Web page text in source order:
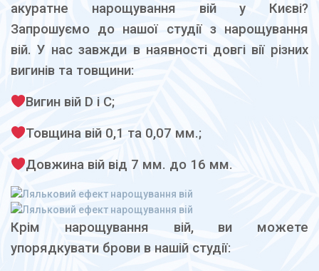
акуратне нарощування вій у Києві?
Запрошуємо до нашої студії з нарощування
вій. У нас завжди в наявності довгі вії різних
вигинів та товщини:
Вигин вій D і С;
Товщина вій 0,1 та 0,07 мм.;
Довжина вій від 7 мм. до 16 мм.
Крім нарощування вій, ви можете
упорядкувати брови в нашій студії: